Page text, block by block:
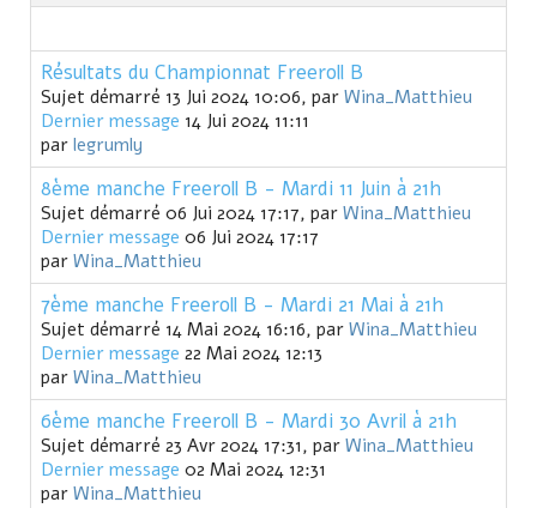
Résultats du Championnat Freeroll B
Sujet démarré 13 Jui 2024 10:06, par Wina_Matthieu
Dernier message 14 Jui 2024 11:11
par legrumly
8ème manche Freeroll B - Mardi 11 Juin à 21h
Sujet démarré 06 Jui 2024 17:17, par Wina_Matthieu
Dernier message 06 Jui 2024 17:17
par Wina_Matthieu
7ème manche Freeroll B - Mardi 21 Mai à 21h
Sujet démarré 14 Mai 2024 16:16, par Wina_Matthieu
Dernier message 22 Mai 2024 12:13
par Wina_Matthieu
6ème manche Freeroll B - Mardi 30 Avril à 21h
Sujet démarré 23 Avr 2024 17:31, par Wina_Matthieu
Dernier message 02 Mai 2024 12:31
par Wina_Matthieu